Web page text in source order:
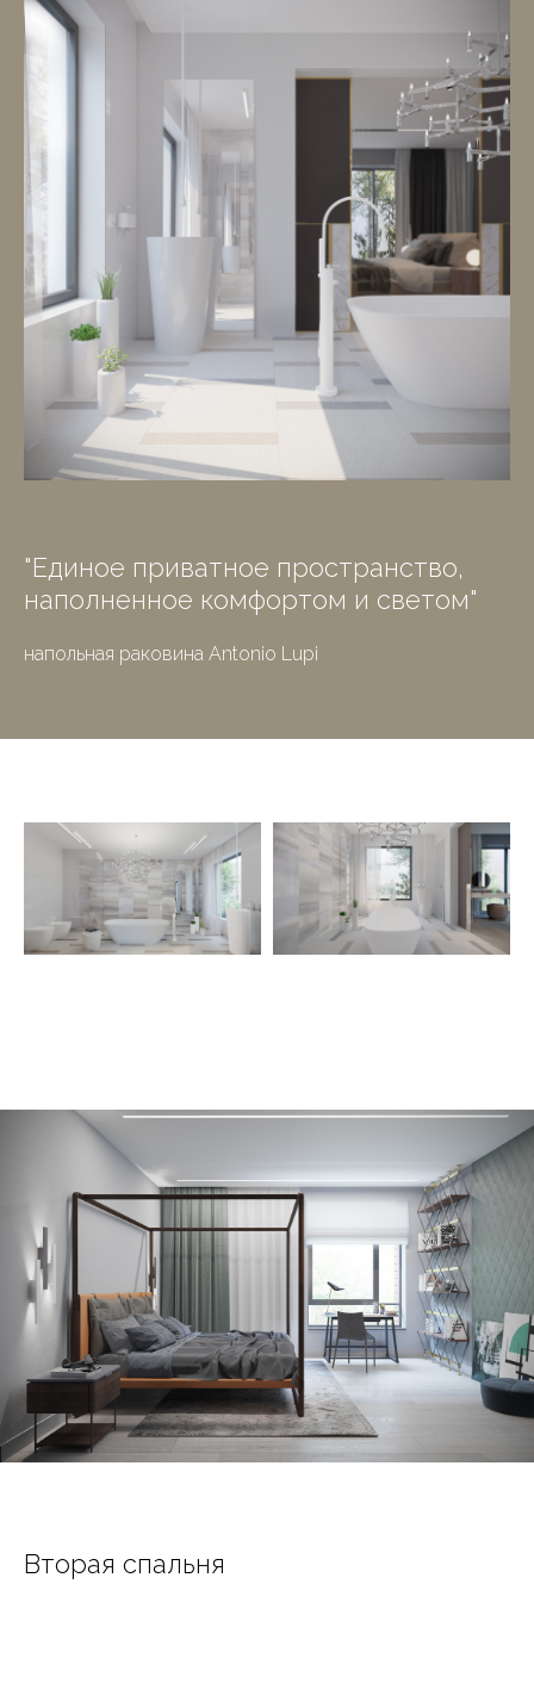
"Единое приватное пространство,
наполненное комфортом и светом"
напольная раковина Antonio Lupi
Вторая спальня